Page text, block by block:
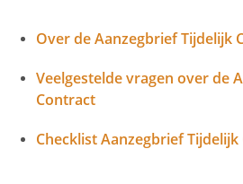
Over de Aanzegbrief Tijdelijk
Veelgestelde vragen over de
Contract
Checklist Aanzegbrief